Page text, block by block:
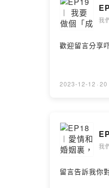
我
歡迎留言分
2023-12-12 · 20
我
留言告訴我